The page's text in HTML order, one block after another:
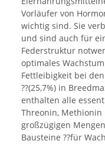
Vorläufer von
wichtig sind. Sie
und sind auch für
Federstruktur
optimales
Fettleibigkeit bei
??(25,7%) in
enthalten alle
Threonin,
großzügigen
Bausteine ??für